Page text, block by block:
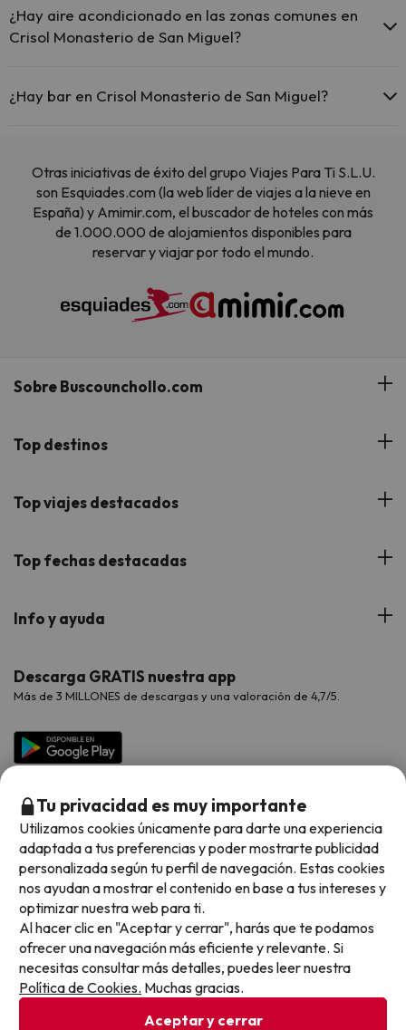
comunes.
¿Hay aire acondicionado en las zonas comunes en
Crisol Monasterio de San Miguel?
zonas comunes.
¿Hay bar en Crisol Monasterio de San Miguel?
Otras iniciativas de éxito del grupo Viajes Para Ti S.L.U.
son Esquiades.com (la web líder de viajes a la nieve en
España) y Amimir.com, el buscador de hoteles con más
de 1.000.000 de alojamientos disponibles para
reservar y viajar por todo el mundo.
Sobre Buscounchollo.com
¿Quiénes somos?
Buscounchollo en los medios
Proveedores
Viajes para grupos
Top destinos
Hoteles Andalucía
Hoteles Cataluña
Hoteles Galicia
Hoteles Salou
Top viajes destacados
Viajes con Niños
Viajes de Novios
Chollos con Todo Incluido
Chollos en la playa
Hoteles con toboganes
Selección de la Newsletter
Los favoritos de nuestros clientes
Top fechas destacadas
Verano
Vacaciones en Agosto
Vacaciones en Octubre
Vacaciones en Noviembre
Info y ayuda
Contáctanos
Preguntas frecuentes
Descarga GRATIS nuestra app
Más de 3 MILLONES de descargas y una valoración de 4,7/5.
Métodos de pago disponibles
Condiciones generales
Tu privacidad es muy importante
Utilizamos cookies únicamente para darte una experiencia
adaptada a tus preferencias y poder mostrarte publicidad
personalizada según tu perfil de navegación. Estas cookies
nos ayudan a mostrar el contenido en base a tus intereses y
optimizar nuestra web para ti.
Al hacer clic en "Aceptar y cerrar", harás que te podamos
ofrecer una navegación más eficiente y relevante. Si
necesitas consultar más detalles, puedes leer nuestra
Política de Cookies. Muchas gracias.
Aceptar y cerrar